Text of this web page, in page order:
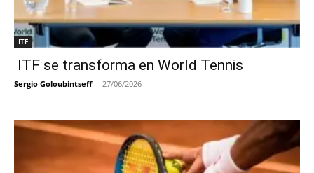
ITF
ITF se transforma en World Tennis
Sergio Goloubintseff - 27/06/2026